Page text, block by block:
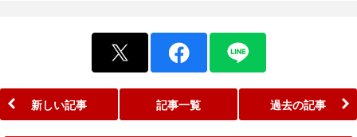
新しい記事 記事一覧 過去の記事